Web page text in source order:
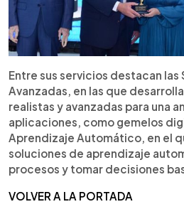
Entre sus servicios destacan las
Avanzadas, en las que
realistas y avanzadas para una
aplicaciones, como gemelos
Aprendizaje Automático, en el
soluciones de aprendizaje
procesos y tomar decisiones
VOLVER A LA PORTADA